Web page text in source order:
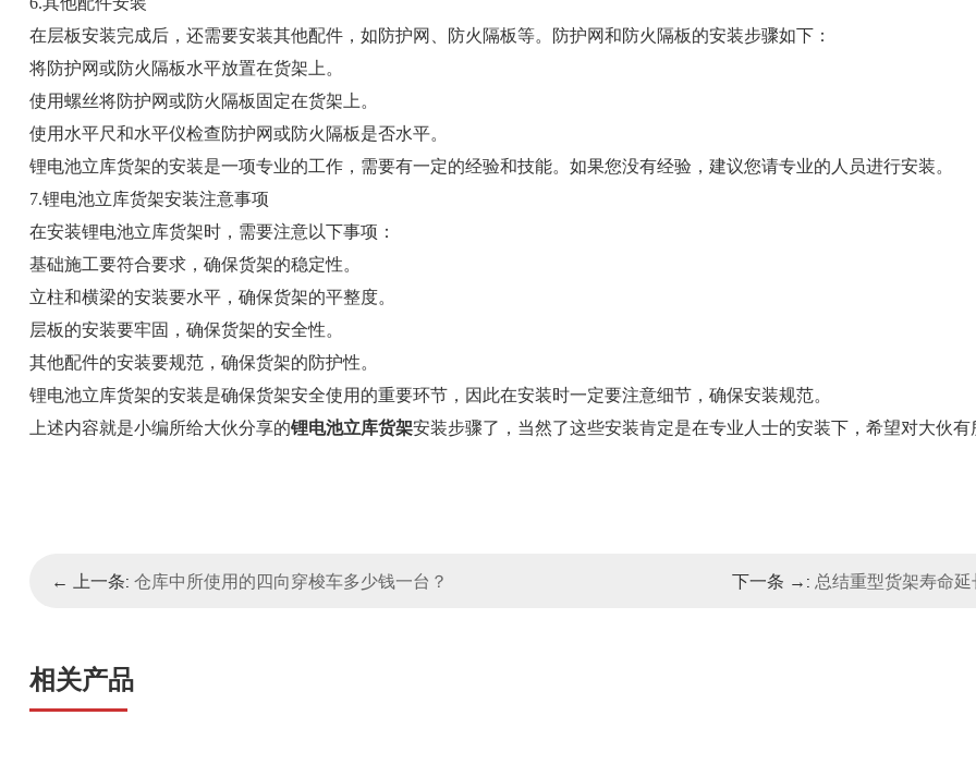
在层板安装完成后，还需要安装其他配件，如防护网、防火隔板等。防护网和防火隔板的安装步骤如下：
将防护网或防火隔板水平放置在货架上。
使用螺丝将防护网或防火隔板固定在货架上。
使用水平尺和水平仪检查防护网或防火隔板是否水平。
锂电池立库货架的安装是一项专业的工作，需要有一定的经验和技能。如果您没有经验，建议您请专业的人员进行安装。
7.锂电池立库货架安装注意事项
在安装锂电池立库货架时，需要注意以下事项：
基础施工要符合要求，确保货架的稳定性。
立柱和横梁的安装要水平，确保货架的平整度。
层板的安装要牢固，确保货架的安全性。
其他配件的安装要规范，确保货架的防护性。
锂电池立库货架的安装是确保货架安全使用的重要环节，因此在安装时一定要注意细节，确保安装规范。
上述内容就是小编所给大伙分享的锂电池立库货架安装步骤了，当然了这些安装肯定是在专业人士的安装下，希望对大伙有
← 上一条: 仓库中所使用的四向穿梭车多少钱一台？ 下一条 →: 总结重型货架寿命
相关产品